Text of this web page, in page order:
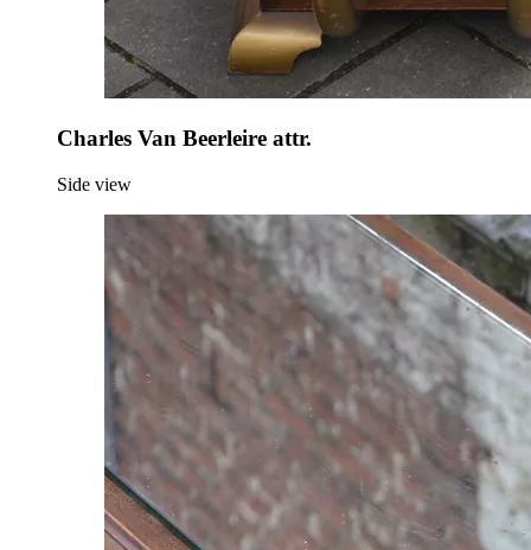
Charles Van Beerleire attr.
Side view